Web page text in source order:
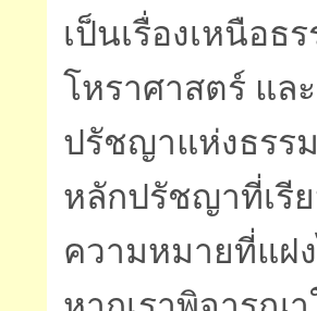
เป็นเรื่องเหนือธ
โหราศาสตร์ แล
ปรัชญาแห่งธรร
หลักปรัชญาที่เรี
ความหมายที่แฝ